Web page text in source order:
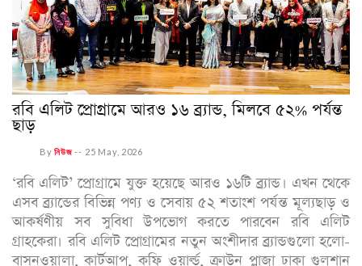
রবি এলিট প্রোগ্রামে আরও ১৬ ব্র্যান্ড, মিলবে ৫২% পর্যন্ত
ছাড়
Byনিউজ -- 25 May, 2026
‘রবি এলিট’ প্রোগ্রামে যুক্ত হয়েছে আরও ১৬টি ব্র্যান্ড। এখন থেকে
এসব ব্র্যান্ডের বিভিন্ন পণ্য ও সেবায় ৫২ শতাংশ পর্যন্ত মূল্যছাড় ও
আকর্ষণীয় সব সুবিধা উপভোগ করতে পারবেন রবি এলিট
গ্রাহকেরা। রবি এলিট প্রোগ্রামের নতুন অংশীদার ব্র্যান্ডগুলো হলো-
বাসনওয়ালা, কার্টআপ, কফি ওয়ার্ল্ড, ক্রাউন প্লাজা ঢাকা গুলশান